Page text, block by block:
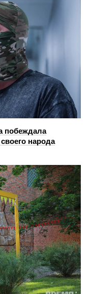
побеждала
народа